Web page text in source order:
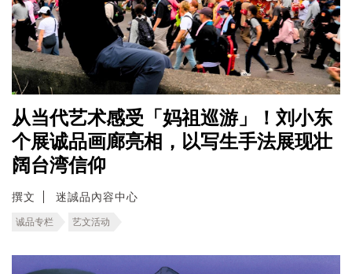
从当代艺术感受「妈祖巡游」！刘小东
个展诚品画廊亮相，以写生手法展现壮
阔台湾信仰
撰文 迷誠品內容中心
诚品专栏 艺文活动